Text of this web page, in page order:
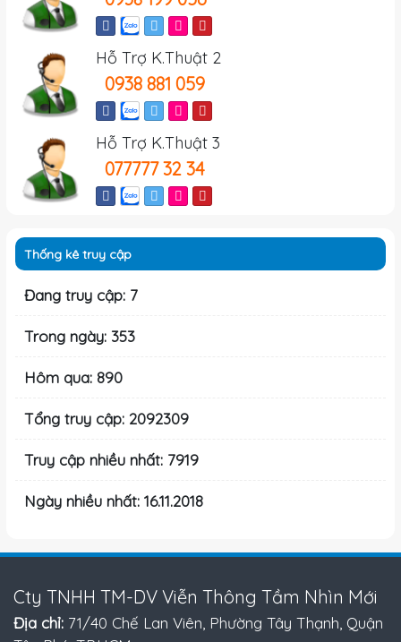
Hỗ Trợ K.Thuật 2
0938 881 059
Hỗ Trợ K.Thuật 3
077777 32 34
Thống kê truy cập
Đang truy cập: 7
Trong ngày: 353
Hôm qua: 890
Tổng truy cập: 2092309
Truy cập nhiều nhất: 7919
Ngày nhiều nhất: 16.11.2018
Cty TNHH TM-DV Viễn Thông Tầm Nhìn Mới
Địa chỉ: 71/40 Chế Lan Viên, Phường Tây Thạnh, Quận